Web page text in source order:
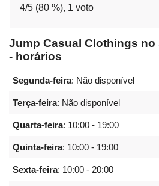
4/5 (80 %), 1 voto
Jump Casual Clothings
- horários
Segunda-feira: Não disponível
Terça-feira: Não disponível
Quarta-feira: 10:00 - 19:00
Quinta-feira: 10:00 - 19:00
Sexta-feira: 10:00 - 20:00